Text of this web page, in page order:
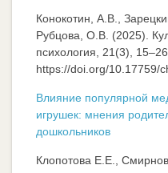
Конокотин, А.В.,
Рубцова, О.В. (2025).
психология, 21(3), 15–26.
https://doi.org/10.17759/
Влияние популярной
игрушек: мнения
дошкольников
Клопотова Е.Е.,